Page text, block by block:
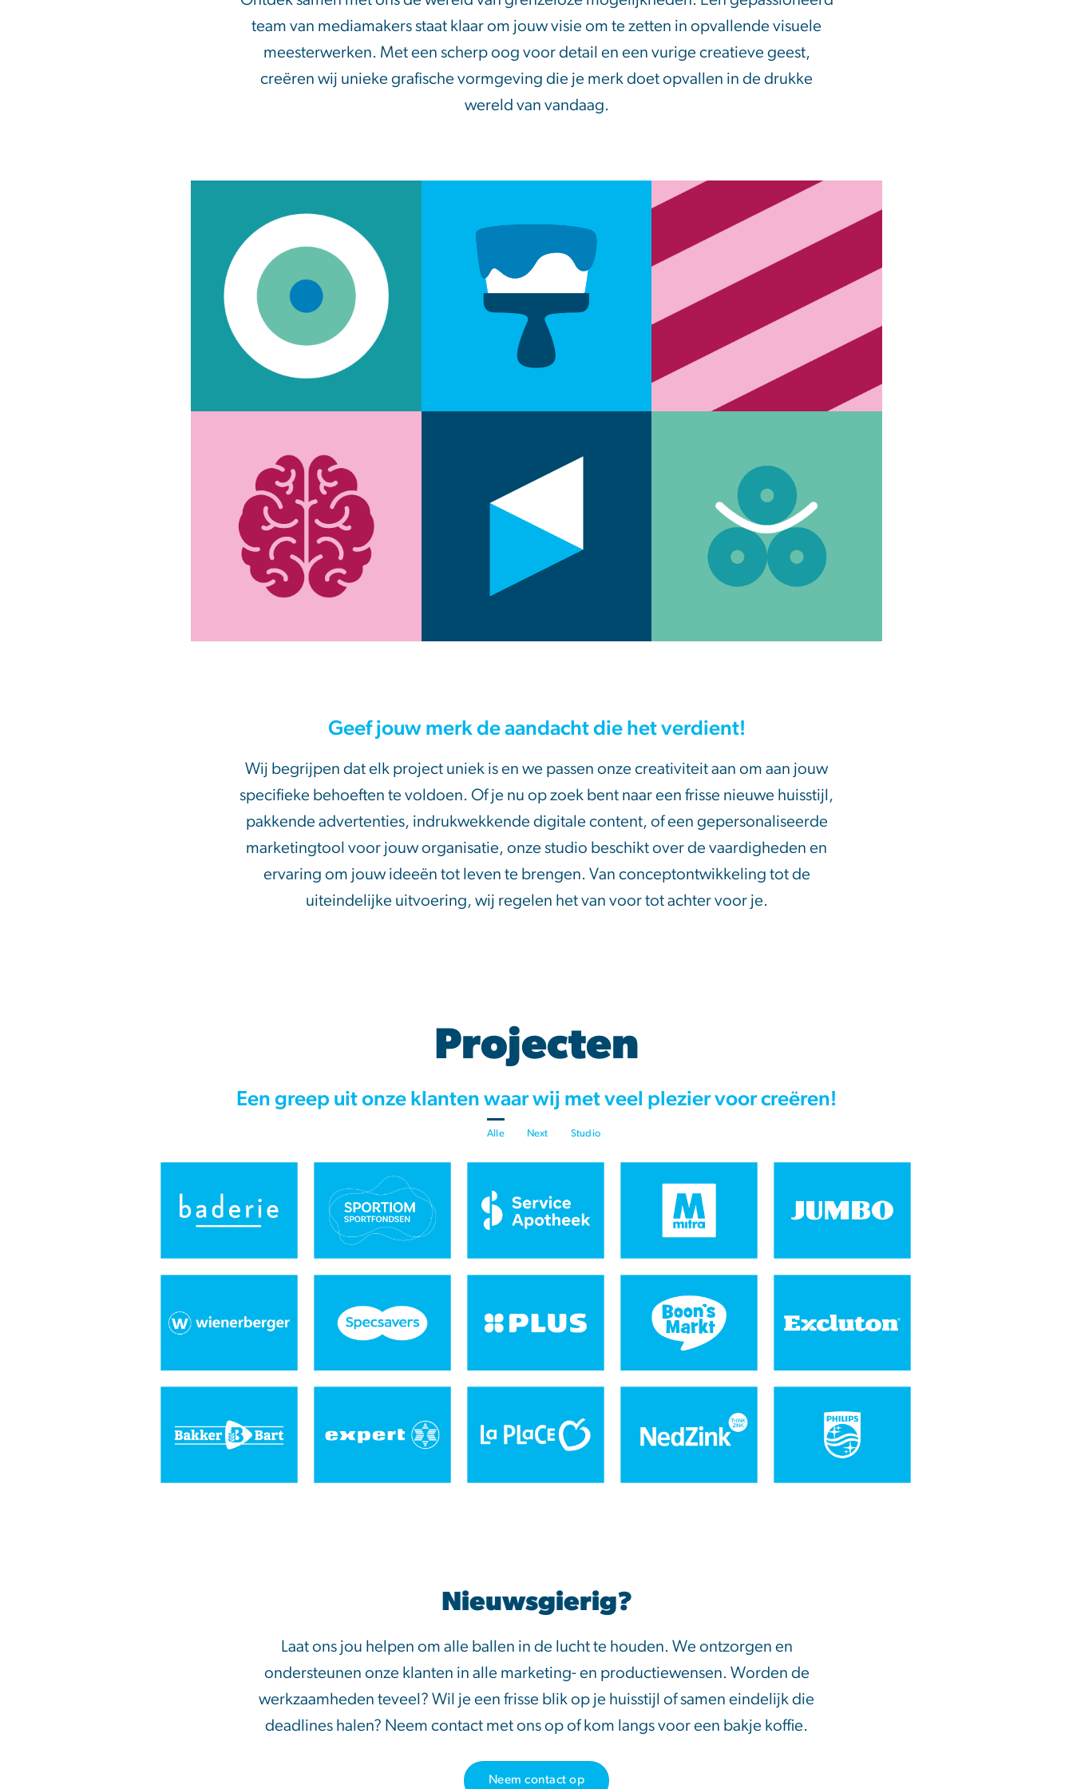
team van mediamakers staat klaar om jouw visie om te zetten in opvallende visuele
meesterwerken. Met een scherp oog voor detail en een vurige creatieve geest,
creëren wij unieke grafische vormgeving die je merk doet opvallen in de drukke
wereld van vandaag.
Geef jouw merk de aandacht die het verdient!
Wij begrijpen dat elk project uniek is en we passen onze creativiteit aan om aan jouw
specifieke behoeften te voldoen. Of je nu op zoek bent naar een frisse nieuwe huisstijl,
pakkende advertenties, indrukwekkende digitale content, of een gepersonaliseerde
marketingtool voor jouw organisatie, onze studio beschikt over de vaardigheden en
ervaring om jouw ideeën tot leven te brengen. Van conceptontwikkeling tot de
uiteindelijke uitvoering, wij regelen het van voor tot achter voor je.
Projecten
Een greep uit onze klanten waar wij met veel plezier voor creëren!
Alle Next Studio
Nieuwsgierig?
Laat ons jou helpen om alle ballen in de lucht te houden. We ontzorgen en
ondersteunen onze klanten in alle marketing- en productiewensen. Worden de
werkzaamheden teveel? Wil je een frisse blik op je huisstijl of samen eindelijk die
deadlines halen? Neem contact met ons op of kom langs voor een bakje koffie.
Neem contact op